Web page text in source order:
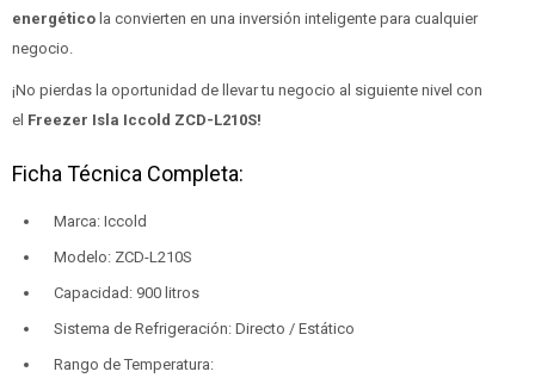
energético la convierten en una inversión inteligente para cualquier
negocio.
¡No pierdas la oportunidad de llevar tu negocio al siguiente nivel con
el Freezer Isla Iccold ZCD-L210S!
Ficha Técnica Completa:
Marca: Iccold
Modelo: ZCD-L210S
Capacidad: 900 litros
Sistema de Refrigeración: Directo / Estático
Rango de Temperatura: